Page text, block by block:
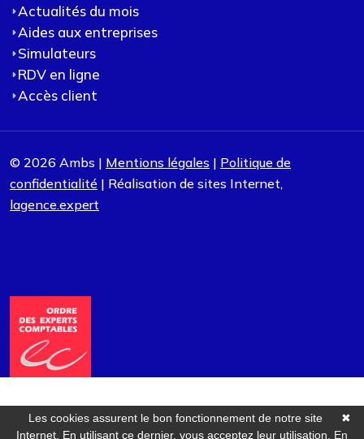
Actualités du mois
Aides aux entreprises
Simulateurs
RDV en ligne
Accès client
© 2026 Ambs | Mentions légales | Politique de
confidentialité | Réalisation de sites Internet,
lagence.expert
✖
Les cookies assurent le bon fonctionnement de notre site
Internet. En utilisant ce dernier, vous acceptez leur utilisation. En